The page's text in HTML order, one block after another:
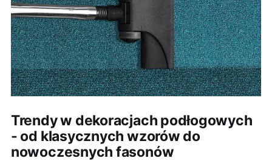
Trendy w dekoracjach podłogowych
- od klasycznych wzorów do
nowoczesnych fasonów